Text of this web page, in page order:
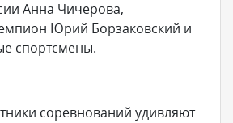
Анна Чичерова,
Юрий Борзаковский и
спортсмены.
соревнований удивляют